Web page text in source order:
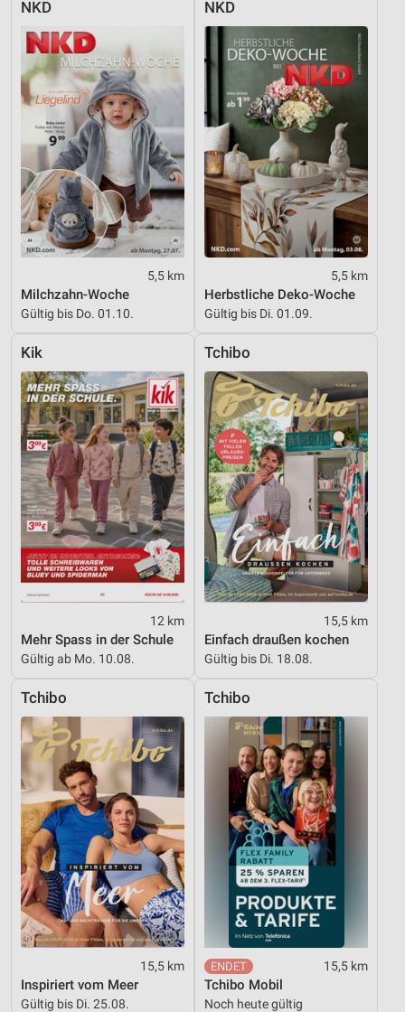
NKD
5,5 km
Milchzahn-Woche
Gültig bis Do. 01.10.
NKD
5,5 km
Herbstliche Deko-Woche
Gültig bis Di. 01.09.
Kik
12 km
Mehr Spass in der Schule
Gültig ab Mo. 10.08.
Tchibo
15,5 km
Einfach draußen kochen
Gültig bis Di. 18.08.
Tchibo
15,5 km
Inspiriert vom Meer
Gültig bis Di. 25.08.
Tchibo
15,5 km
Tchibo Mobil
Noch heute gültig
Performance
Funktional
Werbung